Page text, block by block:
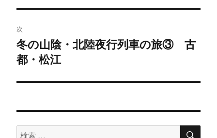
ビ
ゲ
ー
シ
ン
投
稿:
次
次
の
稿:
冬の山陰・北陸夜行列車の旅③ 古
都・松江
検
検